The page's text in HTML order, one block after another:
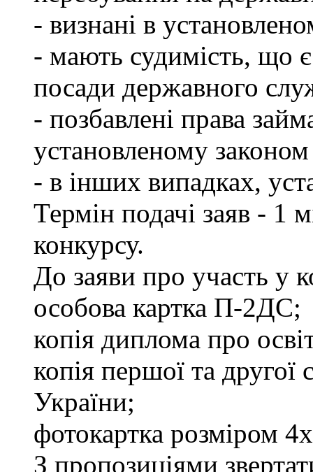
- визнані в
- мають судимість, що
посади державного
- позбавлені права
установленому
- в інших випадках,
Термін подачі заяв - 1
конкурсу.
До заяви про участь у
особова картка П-2ДС;
копія диплома про
копія першої та другої
України;
фотокартка розміром
З пропозиціями